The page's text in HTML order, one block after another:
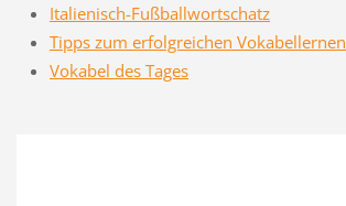
Italienisch-Fußballwortschatz
Tipps zum erfolgreichen Vokabellernen
Vokabel des Tages